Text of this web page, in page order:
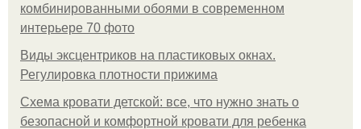
комбинированными обоями в современном
интерьере 70 фото
Виды эксцентриков на пластиковых окнах.
Регулировка плотности прижима
Схема кровати детской: все, что нужно знать о
безопасной и комфортной кровати для ребенка